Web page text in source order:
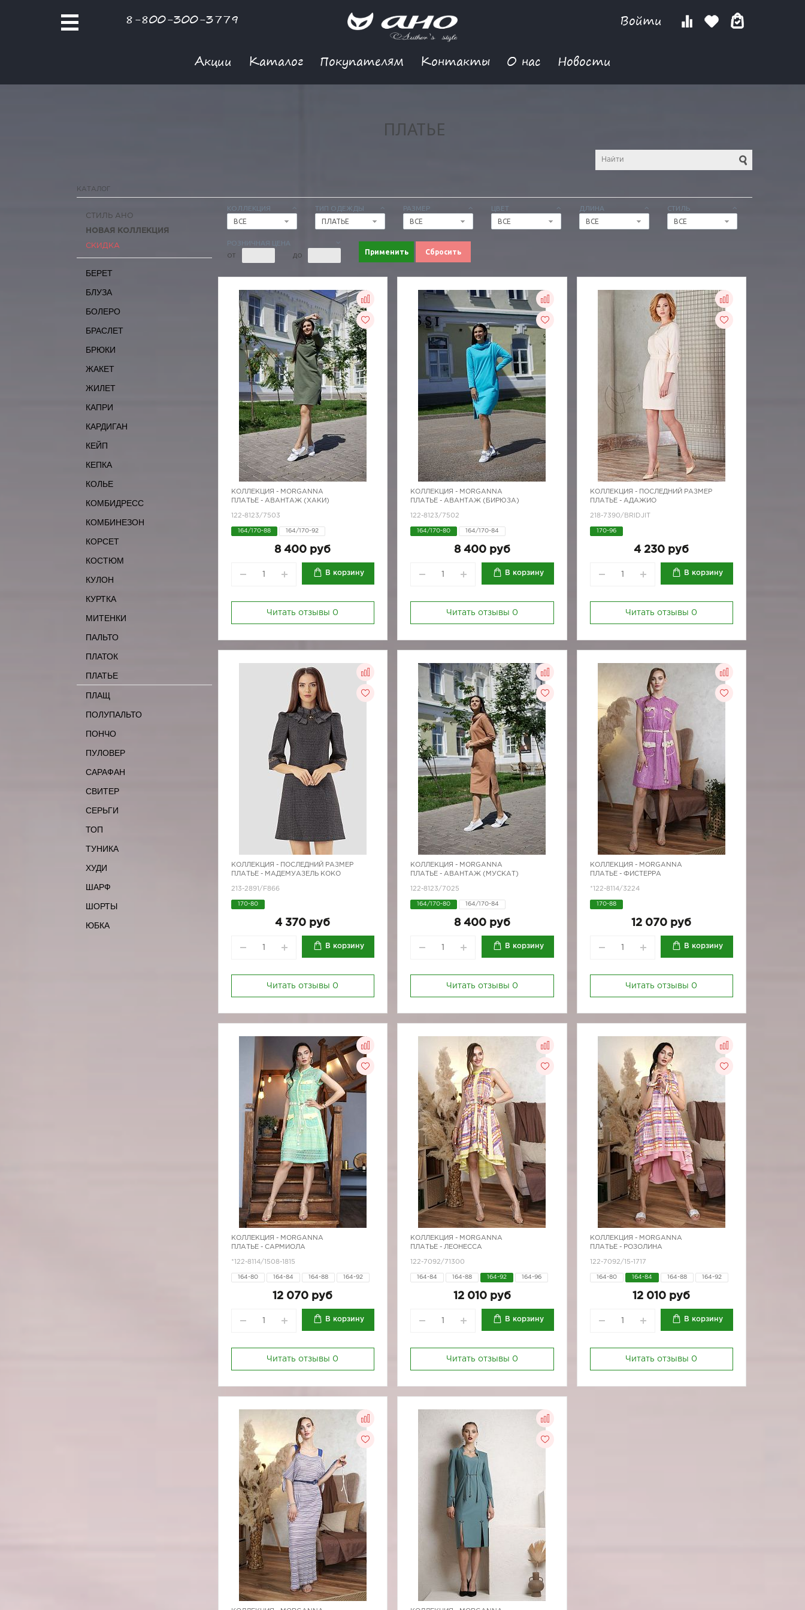
8-800-300-3779 Войти
Акции Каталог Покупателям Контакты О нас Новости
ПЛАТЬЕ
КАТАЛОГ
КОЛЛЕКЦИЯ
ВСЕ
ТИП ОДЕЖДЫ
ПЛАТЬЕ
РАЗМЕР
ВСЕ
ЦВЕТ
ВСЕ
ДЛИНА
ВСЕ
СТИЛЬ
ВСЕ
РОЗНИЧНАЯ ЦЕНА
ОТ ДО Применить Сбросить
СТИЛЬ АНО
НОВАЯ КОЛЛЕКЦИЯ
СКИДКА
БЕРЕТ
БЛУЗА
БОЛЕРО
БРАСЛЕТ
БРЮКИ
ЖАКЕТ
ЖИЛЕТ
КАПРИ
КАРДИГАН
КЕЙП
КЕПКА
КОЛЬЕ
КОМБИДРЕСС
КОМБИНЕЗОН
КОРСЕТ
КОСТЮМ
КУЛОН
КУРТКА
МИТЕНКИ
ПАЛЬТО
ПЛАТОК
ПЛАТЬЕ
ПЛАЩ
ПОЛУПАЛЬТО
ПОНЧО
ПУЛОВЕР
САРАФАН
СВИТЕР
СЕРЬГИ
ТОП
ТУНИКА
ХУДИ
ШАРФ
ШОРТЫ
ЮБКА
КОЛЛЕКЦИЯ - MORGANNA
ПЛАТЬЕ - АВАНТАЖ (ХАКИ)
122-8123/7503
164/170-88 164/170-92
8 400 руб
В корзину
Читать отзывы 0
КОЛЛЕКЦИЯ - MORGANNA
ПЛАТЬЕ - АВАНТАЖ (БИРЮЗА)
122-8123/7502
164/170-80 164/170-84
8 400 руб
В корзину
Читать отзывы 0
КОЛЛЕКЦИЯ -
ПОСЛЕДНИЙ РАЗМЕР
ПЛАТЬЕ - АДАЖИО
218-7390/BRIDJIT
170-96
4 230 руб
В корзину
Читать отзывы 0
КОЛЛЕКЦИЯ -
ПОСЛЕДНИЙ РАЗМЕР
ПЛАТЬЕ - МАДЕМУАЗЕЛЬ КОКО
213-2891/F866
170-80
4 370 руб
В корзину
Читать отзывы 0
КОЛЛЕКЦИЯ - MORGANNA
ПЛАТЬЕ - АВАНТАЖ (МУСКАТ)
122-8123/7025
164/170-80 164/170-84
8 400 руб
В корзину
Читать отзывы 0
КОЛЛЕКЦИЯ - MORGANNA
ПЛАТЬЕ - ФИСТЕРРА
*122-8114/3224
170-88
12 070 руб
В корзину
Читать отзывы 0
КОЛЛЕКЦИЯ - MORGANNA
ПЛАТЬЕ - САРМИОЛА
*122-8114/1508-1815
164-80 164-84 164-88 164-92
12 070 руб
В корзину
Читать отзывы 0
КОЛЛЕКЦИЯ - MORGANNA
ПЛАТЬЕ - ЛЕОНЕССА
122-7092/71300
164-84 164-88 164-92 164-96
12 010 руб
В корзину
Читать отзывы 0
КОЛЛЕКЦИЯ - MORGANNA
ПЛАТЬЕ - РОЗОЛИНА
122-7092/15-1717
164-80 164-84 164-88 164-92
12 010 руб
В корзину
Читать отзывы 0